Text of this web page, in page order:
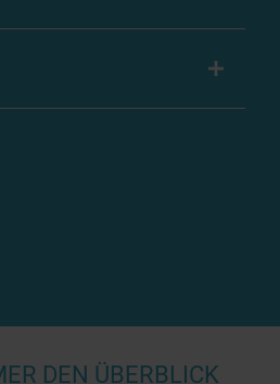
DEN ÜBERBLICK